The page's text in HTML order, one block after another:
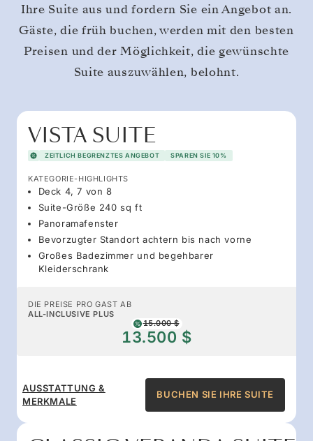
Ihre Suite aus und fordern Sie ein Angebot an.
Gäste, die früh buchen, werden mit den besten
Preisen und der Möglichkeit, die gewünschte
Suite auszuwählen, belohnt.
VISTA SUITE
ZEITLICH BEGRENZTES ANGEBOT SPAREN SIE 10%
KATEGORIE-HIGHLIGHTS
Deck 4, 7 von 8
Suite-Größe 240 sq ft
Panoramafenster
Bevorzugter Standort achtern bis nach vorne
Großes Badezimmer und begehbarer
Kleiderschrank
DIE PREISE PRO GAST AB
ALL-INCLUSIVE PLUS
15.000 $
13.500 $
AUSSTATTUNG &
MERKMALE
BUCHEN SIE IHRE SUITE